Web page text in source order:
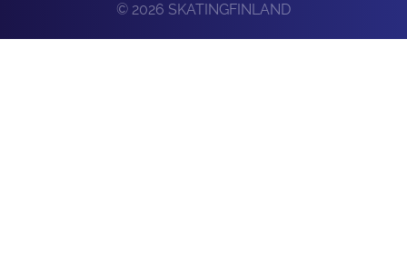
© 2026 SKATINGFINLAND